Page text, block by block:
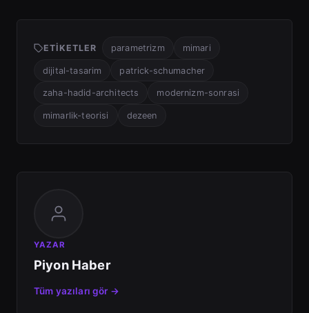
ETIKETLER parametrizm mimari
dijital-tasarim patrick-schumacher
zaha-hadid-architects modernizm-sonrasi
mimarlik-teorisi dezeen
YAZAR
Piyon Haber
Tüm yazıları gör →